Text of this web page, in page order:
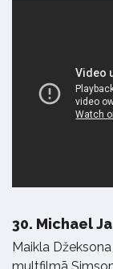
30. Michael
Maikla